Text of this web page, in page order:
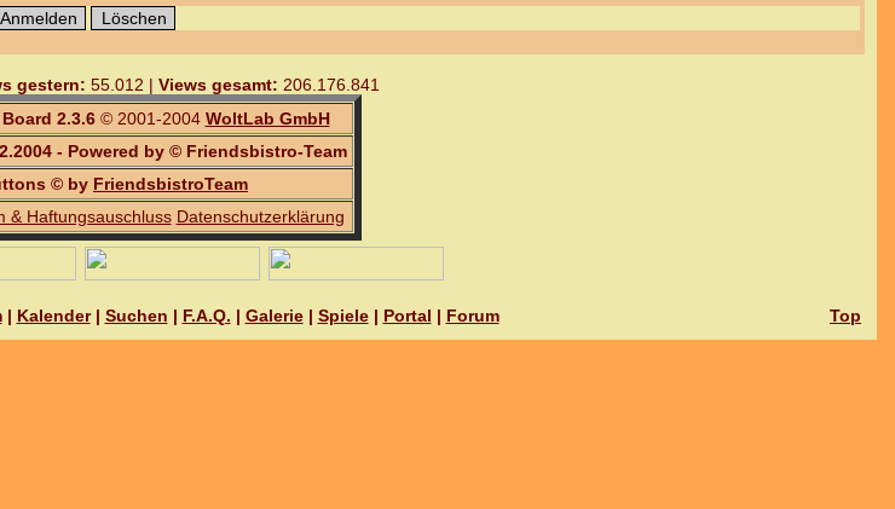
gestern: 55.012 | Views gesamt: 206.176.841
2.3.6© 2001-2004 WoltLab GmbH
- Powered by © Friendsbistro-Team
© by FriendsbistroTeam
& Haftungsauschluss Datenschutzerklärung
| Kalender| Suchen | F.A.Q. | Galerie| Spiele| Portal | Forum Top